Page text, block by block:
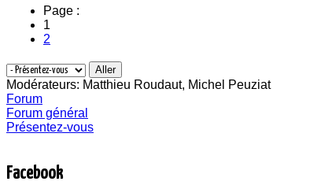
Page :
1
2
Modérateurs: Matthieu Roudaut, Michel Peuziat
Forum
Forum général
Présentez-vous
Facebook